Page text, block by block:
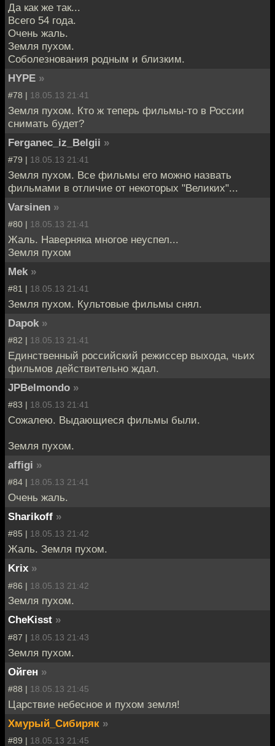
Да как же так...
Всего 54 года.
Очень жаль.
Земля пухом.
Соболезнования родным и близким.
HYPE »
#78 | 18.05.13 21:41
Земля пухом. Кто ж теперь фильмы-то в России
снимать будет?
Ferganec_iz_Belgii »
#79 | 18.05.13 21:41
Земля пухом. Все фильмы его можно назвать
фильмами в отличие от некоторых "Великих"...
Varsinen »
#80 | 18.05.13 21:41
Жаль. Наверняка многое неуспел...
Земля пухом
Mek »
#81 | 18.05.13 21:41
Земля пухом. Культовые фильмы снял.
Dapok »
#82 | 18.05.13 21:41
Единственный российский режиссер выхода, чьих
фильмов действительно ждал.
JPBelmondo »
#83 | 18.05.13 21:41
Сожалею. Выдающиеся фильмы были.
Земля пухом.
affigi »
#84 | 18.05.13 21:41
Очень жаль.
Sharikoff »
#85 | 18.05.13 21:42
Жаль. Земля пухом.
Krix »
#86 | 18.05.13 21:42
Земля пухом.
CheKisst »
#87 | 18.05.13 21:43
Земля пухом.
Ойген »
#88 | 18.05.13 21:45
Царствие небесное и пухом земля!
Хмурый_Сибиряк »
#89 | 18.05.13 21:45